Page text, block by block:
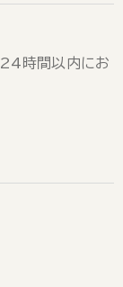
24時間以内にお